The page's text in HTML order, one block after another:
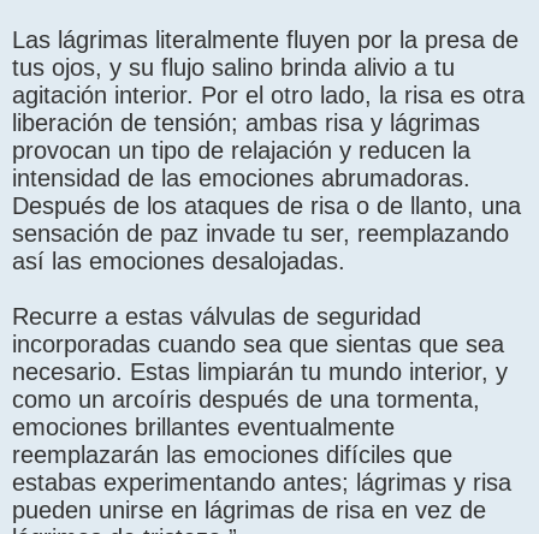
Las lágrimas literalmente fluyen por la presa de
tus ojos, y su flujo salino brinda alivio a tu
agitación interior. Por el otro lado, la risa es otra
liberación de tensión; ambas risa y lágrimas
provocan un tipo de relajación y reducen la
intensidad de las emociones abrumadoras.
Después de los ataques de risa o de llanto, una
sensación de paz invade tu ser, reemplazando
así las emociones desalojadas.
Recurre a estas válvulas de seguridad
incorporadas cuando sea que sientas que sea
necesario. Estas limpiarán tu mundo interior, y
como un arcoíris después de una tormenta,
emociones brillantes eventualmente
reemplazarán las emociones difíciles que
estabas experimentando antes; lágrimas y risa
pueden unirse en lágrimas de risa en vez de